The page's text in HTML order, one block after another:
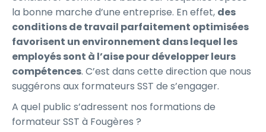
la bonne marche d’une entreprise. En effet, des
conditions de travail parfaitement optimisées
favorisent un environnement dans lequel les
employés sont à l’aise pour développer leurs
compétences. C’est dans cette direction que nous
suggérons aux formateurs SST de s’engager.
A quel public s’adressent nos formations de
formateur SST à Fougères ?